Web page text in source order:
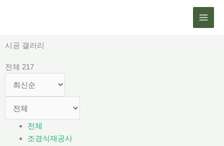
로
너
시공 갤러리
전체 217
전체
조경식재공사